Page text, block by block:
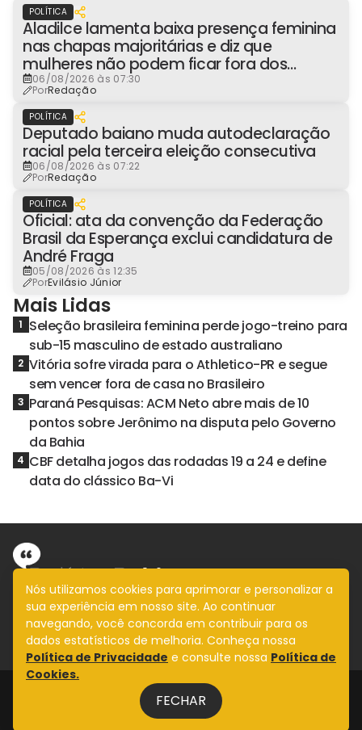
POLÍTICA
Aladilce lamenta baixa presença feminina
nas chapas majoritárias e diz que
mulheres não podem ficar fora dos
espaços de poder
06/08/2026 às 07:30
PorRedação
POLÍTICA
Deputado baiano muda autodeclaração
racial pela terceira eleição consecutiva
06/08/2026 às 07:22
PorRedação
POLÍTICA
Oficial: ata da convenção da Federação
Brasil da Esperança exclui candidatura de
André Fraga
05/08/2026 às 12:35
PorEvilásio Júnior
Mais Lidas
1 Seleção brasileira feminina perde jogo-treino para
sub-15 masculino de estado australiano
2 Vitória sofre virada para o Athletico-PR e segue
sem vencer fora de casa no Brasileiro
3 Paraná Pesquisas: ACM Neto abre mais de 10
pontos sobre Jerônimo na disputa pelo Governo
da Bahia
4 CBF detalha jogos das rodadas 19 a 24 e define
data do clássico Ba-Vi
Informação com imparcialidade
SIGA
Design by NVGO
Fale Conosco
Nós utilizamos cookies para aprimorar e personalizar a
sua experiência em nosso site. Ao continuar
navegando, você concorda em contribuir para os
dados estatísticos de melhoria. Conheça nossa
Política de Privacidade e consulte nossa Política de
Cookies.
FECHAR